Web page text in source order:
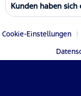
Kunden haben
Cookie-Einstellungen